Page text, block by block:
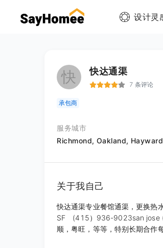
设计灵
快 快达通渠
7 条评论
承包商
服务城市
Richmond, Oakland,
关于我自己
快达通渠专业餐馆通渠，更换
SF (415）936-9023san jose
顺，粤旺，等等，特别长期合作